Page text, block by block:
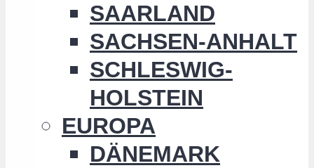
SAARLAND
SACHSEN-ANHALT
SCHLESWIG-
HOLSTEIN
EUROPA
DÄNEMARK